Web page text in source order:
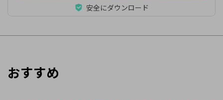
安全にダウンロード
おすすめ